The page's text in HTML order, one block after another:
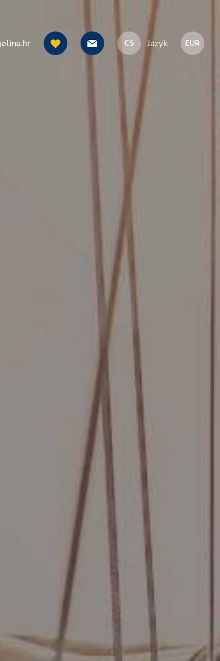
CS Jazyk EUR